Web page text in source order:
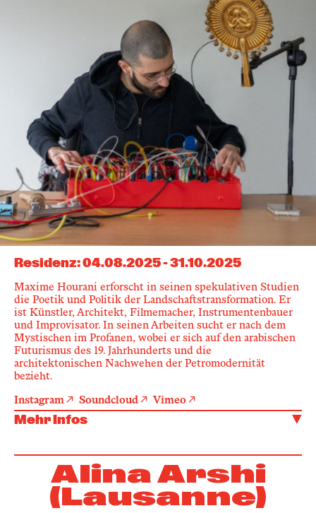
Residenz:04.08.2025-31.10.2025
Maxime Hourani erforscht in seinen spekulativen Studien
die Poetik und Politik der Landschaftstransformation. Er
ist Künstler, Architekt, Filmemacher, Instrumentenbauer
und Improvisator. In seinen Arbeiten sucht er nach dem
Mystischen im Profanen, wobei er sich auf den arabischen
Futurismus des 19. Jahrhunderts und die
architektonischen Nachwehen der Petromodernität
bezieht.
Instagram Soundcloud Vimeo
Mehr Infos
Alina Arshi
(Lausanne)